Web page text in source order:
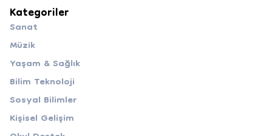
Kategoriler
Sanat
Müzik
Yaşam & Sağlık
Bilim Teknoloji
Sosyal Bilimler
Kişisel Gelişim